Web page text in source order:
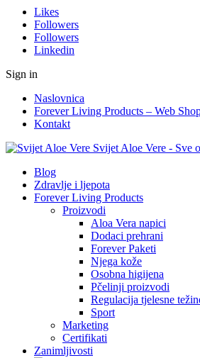
Likes
Followers
Followers
Linkedin
Sign in
Naslovnica
Forever Living Products – Web
Kontakt
Svijet Aloe Vere - Sve
Blog
Zdravlje i ljepota
Forever Living Products
Proizvodi
Aloa Vera napici
Dodaci prehrani
Forever Paketi
Njega kože
Osobna higijena
Pčelinji proizvodi
Regulacija tjelesne
Sport
Marketing
Certifikati
Zanimljivosti